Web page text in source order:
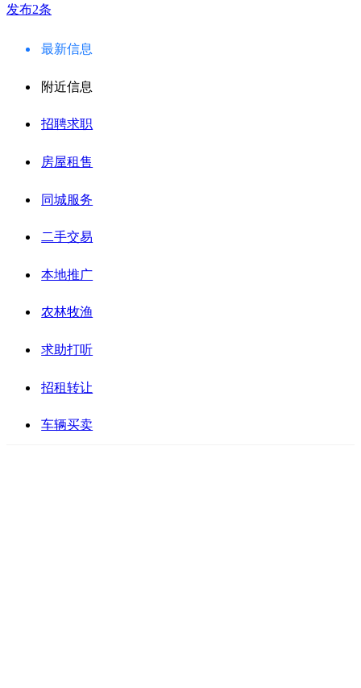
发布2条
最新信息
附近信息
招聘求职
房屋租售
同城服务
二手交易
本地推广
农林牧渔
求助打听
招租转让
车辆买卖